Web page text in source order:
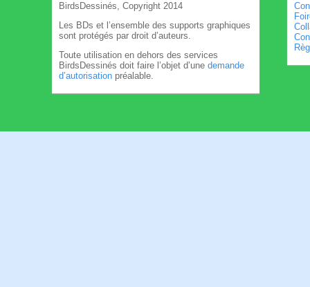
BirdsDessinés, Copyright 2014
Les BDs et l’ensemble des supports graphiques
sont protégés par droit d’auteurs.
Toute utilisation en dehors des services
BirdsDessinés doit faire l’objet d’une demande
d’autorisation préalable.